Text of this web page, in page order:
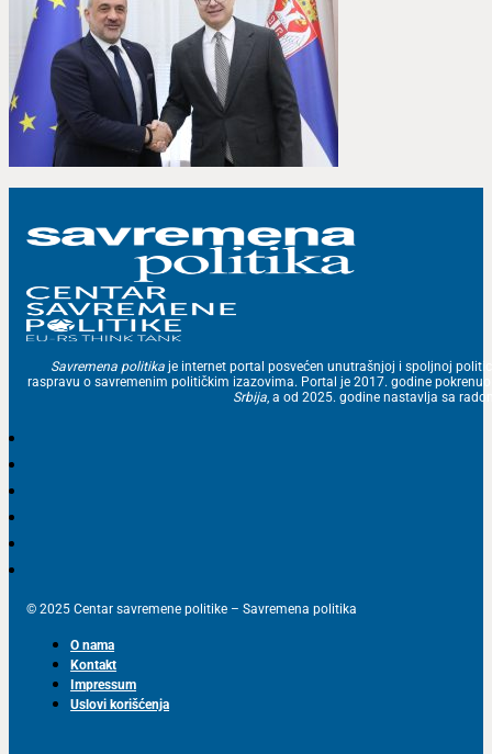
Savremena politika je internet portal posvećen unutrašnjoj i spoljnoj
raspravu o savremenim političkim izazovima. Portal je 2017. godine
Srbija, a od 2025. godine nastavlja sa
© 2025 Centar savremene politike – Savremena politika
O nama
Kontakt
Impressum
Uslovi korišćenja